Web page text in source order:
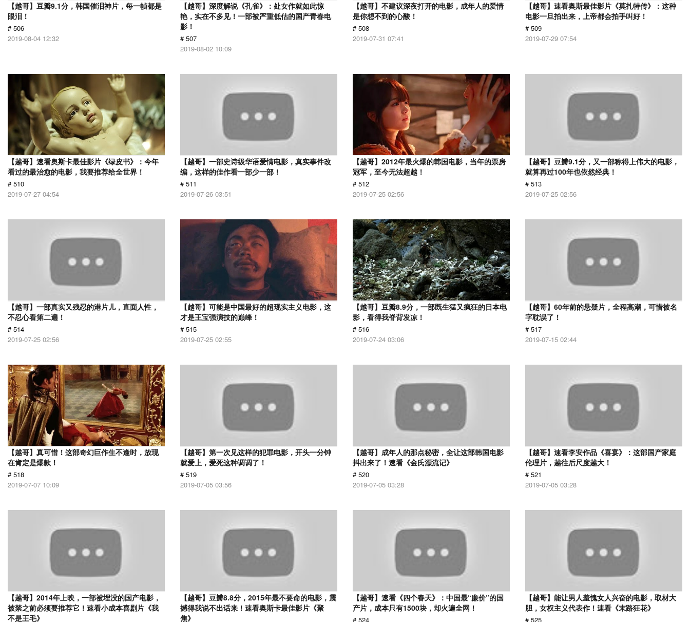
【越哥】豆瓣9.1分，韩国催泪神片，每一帧都是
眼泪！
# 506
2019-08-04 12:32
【越哥】深度解说《孔雀》：处女作就如此惊
艳，实在不多见！一部被严重低估的国产青春电
影！
# 507
2019-08-02 10:09
【越哥】不建议深夜打开的电影，成年人的爱情
是你想不到的心酸！
# 508
2019-07-31 07:41
【越哥】速看奥斯最佳影片《莫扎特传》：这种
电影一旦拍出来，上帝都会拍手叫好！
# 509
2019-07-29 07:54
【越哥】速看奥斯卡最佳影片《绿皮书》：今年
看过的最治愈的电影，我要推荐给全世界！
# 510
2019-07-27 04:54
【越哥】一部史诗级华语爱情电影，真实事件改
编，这样的佳作看一部少一部！
# 511
2019-07-26 03:51
【越哥】2012年最火爆的韩国电影，当年的票房
冠军，至今无法超越！
# 512
2019-07-25 02:56
【越哥】豆瓣9.1分，又一部称得上伟大的电影，
就算再过100年也依然经典！
# 513
2019-07-25 02:56
【越哥】一部真实又残忍的港片儿，直面人性，
不忍心看第二遍！
# 514
2019-07-25 02:56
【越哥】可能是中国最好的超现实主义电影，这
才是王宝强演技的巅峰！
# 515
2019-07-25 02:55
【越哥】豆瓣8.9分，一部既生猛又疯狂的日本电
影，看得我脊背发凉！
# 516
2019-07-24 03:06
【越哥】60年前的悬疑片，全程高潮，可惜被名
字耽误了！
# 517
2019-07-15 02:44
【越哥】真可惜！这部奇幻巨作生不逢时，放现
在肯定是爆款！
# 518
2019-07-07 10:09
【越哥】第一次见这样的犯罪电影，开头一分钟
就爱上，爱死这种调调了！
# 519
2019-07-05 03:56
【越哥】成年人的那点秘密，全让这部韩国电影
抖出来了！速看《金氏漂流记》
# 520
2019-07-05 03:28
【越哥】速看李安作品《喜宴》：这部国产家庭
伦理片，越往后尺度越大！
# 521
2019-07-05 03:28
【越哥】2014年上映，一部被埋没的国产电影，
被禁之前必须要推荐它！速看小成本喜剧片《我
不是王毛》
【越哥】豆瓣8.8分，2015年最不要命的电影，震
撼得我说不出话来！速看奥斯卡最佳影片《聚
焦》
【越哥】速看《四个春天》：中国最“廉价”的国
产片，成本只有1500块，却火遍全网！
# 524
【越哥】能让男人羞愧女人兴奋的电影，取材大
胆，女权主义代表作！速看《末路狂花》
# 525